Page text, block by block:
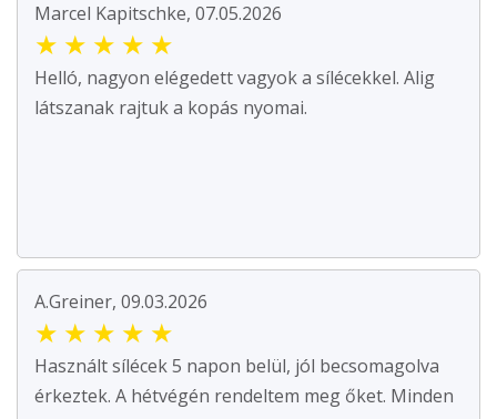
Marcel Kapitschke, 07.05.2026
★ ★ ★ ★ ★
Helló, nagyon elégedett vagyok a sílécekkel. Alig
látszanak rajtuk a kopás nyomai.
A.Greiner, 09.03.2026
★ ★ ★ ★ ★
Használt sílécek 5 napon belül, jól becsomagolva
érkeztek. A hétvégén rendeltem meg őket. Minden